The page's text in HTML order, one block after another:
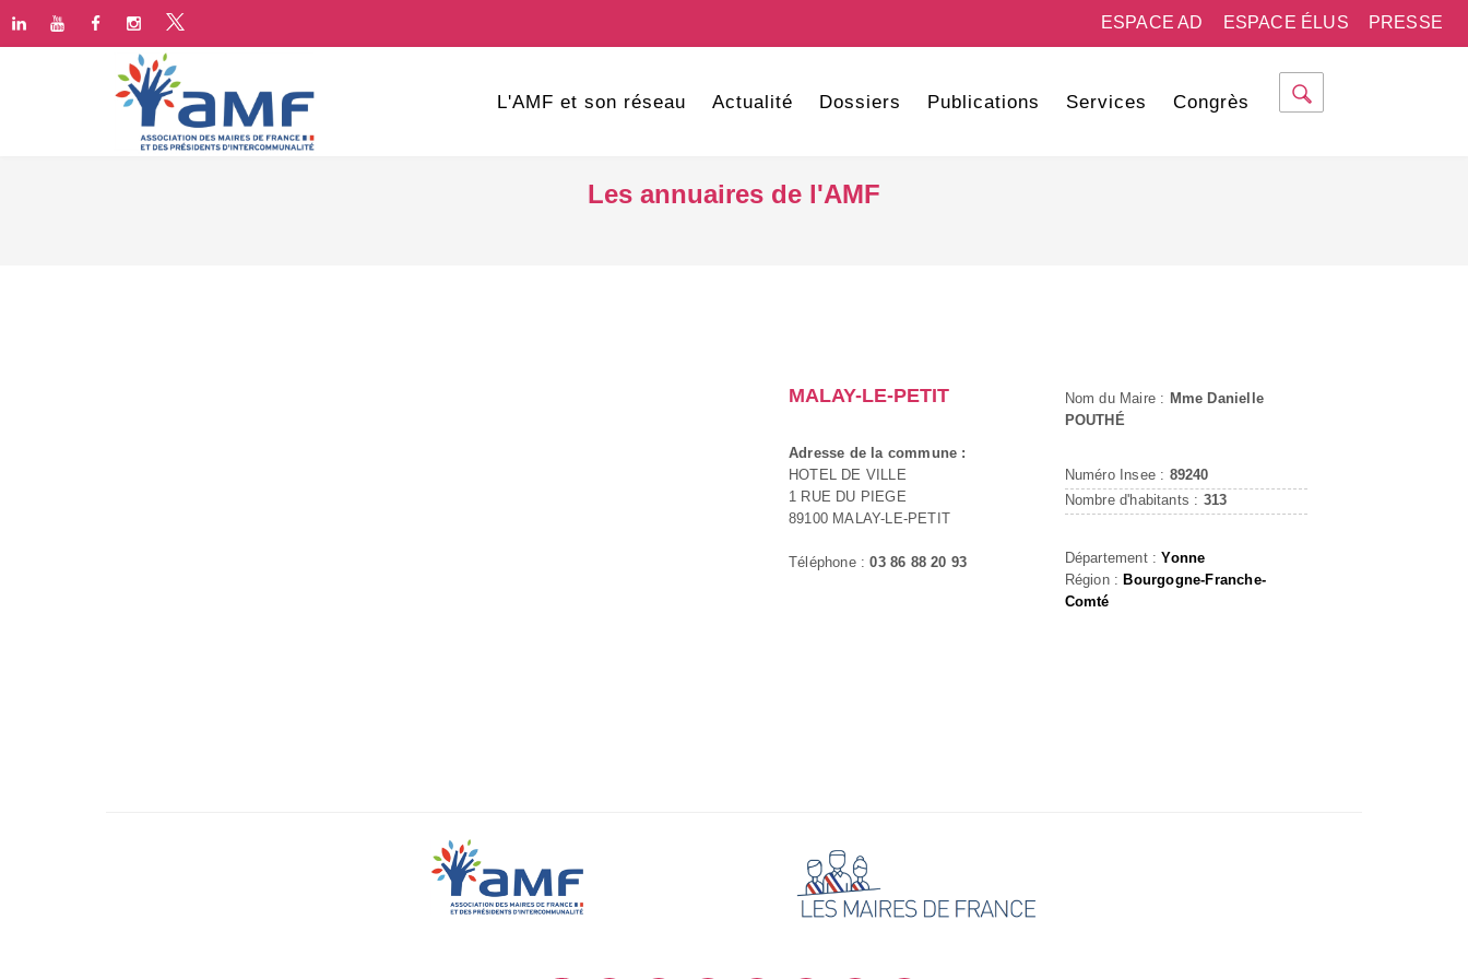
PRESSE
ESPACE ÉLUS
ESPACE AD
L'AMF et son réseau Actualité Dossiers Publications Services Congrès
Les annuaires de l'AMF
MALAY-LE-PETIT
Adresse de la commune :
HOTEL DE VILLE
1 RUE DU PIEGE
89100 MALAY-LE-PETIT
Téléphone :03 86 88 20 93
Nom du Maire : Mme Danielle
POUTHÉ
Numéro Insee : 89240
Nombre d'habitants : 313
Département :Yonne
Région : Bourgogne-Franche-
Comté